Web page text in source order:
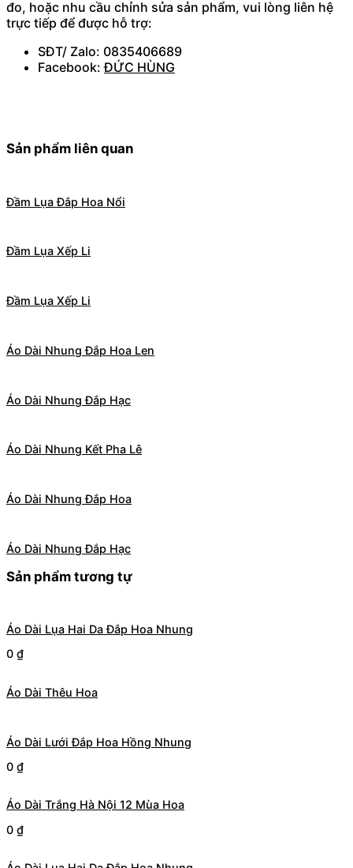
đo, hoặc nhu cầu chỉnh sửa sản phẩm, vui lòng liên hệ
trực tiếp để được hỗ trợ:
SĐT/ Zalo: 0835406689
Facebook:ĐỨC HÙNG
Sản phẩm liên quan
Đầm Lụa Đắp Hoa Nổi
Đầm Lụa Xếp Li
Đầm Lụa Xếp Li
Áo Dài Nhung Đắp Hoa Len
Áo Dài Nhung Đắp Hạc
Áo Dài Nhung Kết Pha Lê
Áo Dài Nhung Đắp Hoa
Áo Dài Nhung Đắp Hạc
Sản phẩm tương tự
Áo Dài Lụa Hai Da Đắp Hoa Nhung
0 ₫
Áo Dài Thêu Hoa
Áo Dài Lưới Đắp Hoa Hồng Nhung
0 ₫
Áo Dài Trắng Hà Nội 12 Mùa Hoa
0 ₫